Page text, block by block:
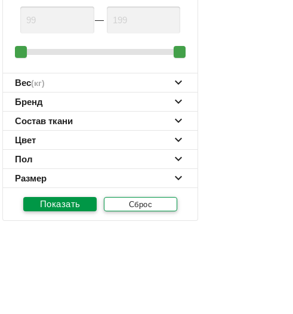
—
Вес(кг)
Бренд
Состав ткани
Цвет
Пол
Размер
Сброс